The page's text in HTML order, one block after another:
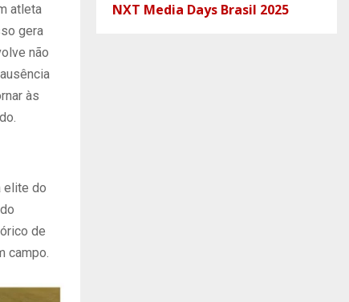
atleta
gera
não
às
elite do
de
campo.
NXT Media Days Brasil 2025